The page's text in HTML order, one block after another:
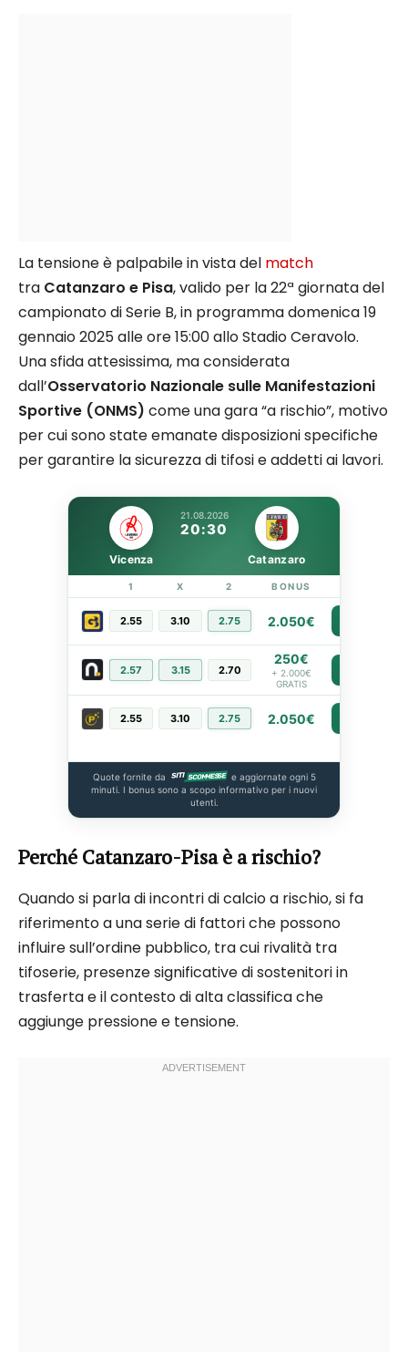
La tensione è palpabile in vista del match
tra Catanzaro e Pisa, valido per la 22ª giornata del
campionato di Serie B, in programma domenica 19
gennaio 2025 alle ore 15:00 allo Stadio Ceravolo.
Una sfida attesissima, ma considerata
dall’Osservatorio Nazionale sulle Manifestazioni
Sportive (ONMS) come una gara “a rischio”, motivo
per cui sono state emanate disposizioni specifiche
per garantire la sicurezza di tifosi e addetti ai lavori.
21.08.2026
20:30
Vicenza Catanzaro
1 X 2 BONUS
2.55 3.10 2.75 2.050€
2.57 3.15 2.70
250€
+ 2.000€
GRATIS
2.55 3.10 2.75 2.050€
Quote fornite da
e aggiornate ogni 5
minuti. I bonus sono a scopo informativo per i nuovi
utenti.
Perché Catanzaro-Pisa è a rischio?
Quando si parla di incontri di calcio a rischio, si fa
riferimento a una serie di fattori che possono
influire sull’ordine pubblico, tra cui rivalità tra
tifoserie, presenze significative di sostenitori in
trasferta e il contesto di alta classifica che
aggiunge pressione e tensione.